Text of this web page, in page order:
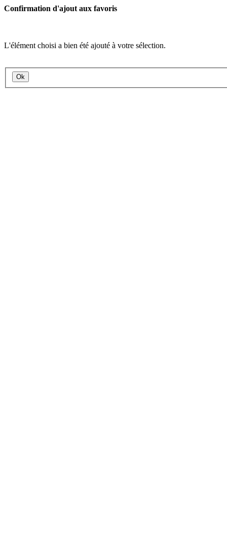
Confirmation d'ajout aux favoris
L'élément choisi a bien été ajouté à votre sélection.